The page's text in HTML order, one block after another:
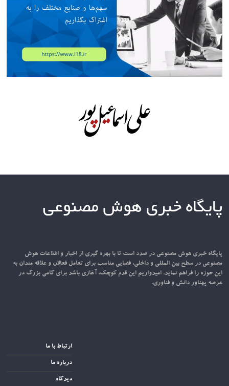
پایگاه خبری هوش مصنوعی
پایگاه خبری هوش مصنوعی در صدد است تا با بهره گیری از اخبار و اطلاعات هوش
مصنوعی در سطح بین المللی و داخلی، فضایی مناسب برای تعامل فعالان و علاقه مندان به
این حوزه را فراهم نماید. امیدواریم این قدم کوچک، آغازی باشد برای گامی بزرگ در
عرصه پهناور دانش و فناوری.
ارتباط با ما
درباره ما
دیدگاه